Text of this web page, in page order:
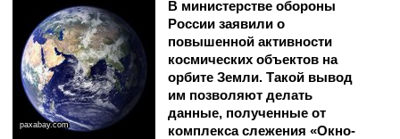
paxabay.com
В министерстве обороны
России заявили о
повышенной активности
космических объектов на
орбите Земли. Такой вывод
им позволяют делать
данные, полученные от
комплекса слежения «Окно-